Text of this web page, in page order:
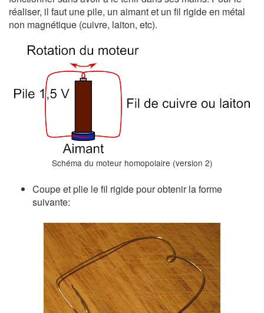
réaliser, il faut une pile, un aimant et un fil rigide en métal
non magnétique (cuivre, laiton, etc).
Schéma du moteur homopolaire (version 2)
Coupe et plie le fil rigide pour obtenir la forme
suivante: